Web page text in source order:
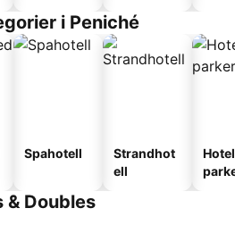
i Peniché
Spahotell
Strandhot
ell
& Doubles